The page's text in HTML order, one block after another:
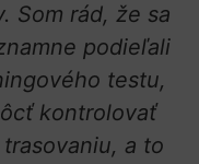
Som rád, že sa
podieľali
testu,
kontrolovať
a to